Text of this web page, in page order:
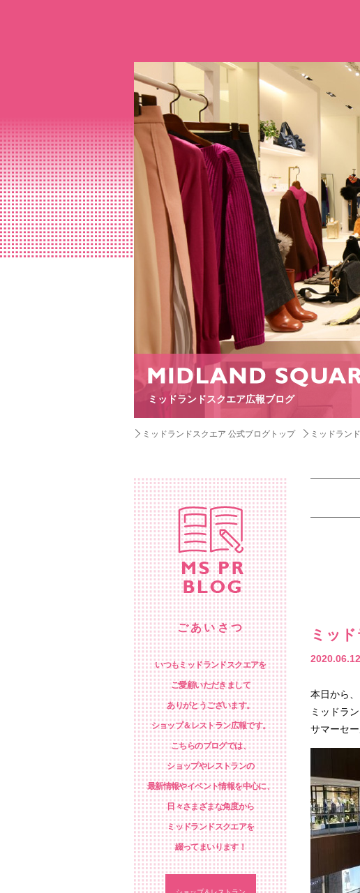
ミッドランドスクエア広報ブログ
ミッドランドスクエア 公式ブログトップ ミッドラン
ごあいさつ
いつもミッドランドスクエアを
ご愛顧いただきまして
ありがとうございます。
ショップ＆レストラン広報です。
こちらのブログでは、
ショップやレストランの
最新情報やイベント情報を中心に、
日々さまざまな角度から
ミッドランドスクエアを
綴ってまいります！
ミッ
本日から、
ミッドラ
サマーセ